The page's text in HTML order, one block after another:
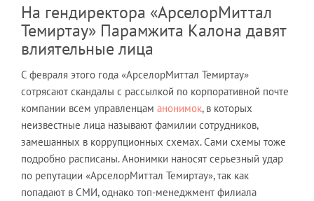
На гендиректора «АрселорМиттал
Темиртау» Парамжита Калона давят
влиятельные лица
С февраля этого года «АрселорМиттал Темиртау»
сотрясают скандалы с рассылкой по корпоративной почте
компании всем управленцам анонимок, в которых
неизвестные лица называют фамилии сотрудников,
замешанных в коррупционных схемах. Сами схемы тоже
подробно расписаны. Анонимки наносят серьезный удар
по репутации «АрселорМиттал Темиртау», так как
попадают в СМИ, однако топ-менеджмент филиала